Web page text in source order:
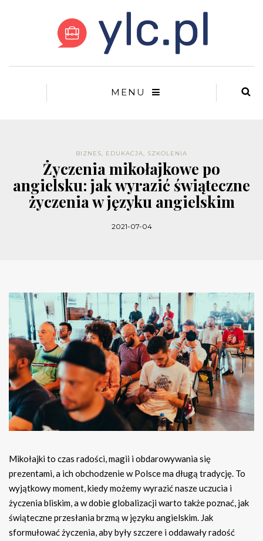
MENU
BIZNES, EDUKACJA, SZKOLENIA
Życzenia mikołajkowe po
angielsku: jak wyrazić świąteczne
życzenia w języku angielskim
2021-07-04
Mikołajki to czas radości, magii i obdarowywania się
prezentami, a ich obchodzenie w Polsce ma długą tradycję. To
wyjątkowy moment, kiedy możemy wyrazić nasze uczucia i
życzenia bliskim, a w dobie globalizacji warto także poznać, jak
świąteczne przesłania brzmą w języku angielskim. Jak
sformułować życzenia, aby były szczere i oddawały radość